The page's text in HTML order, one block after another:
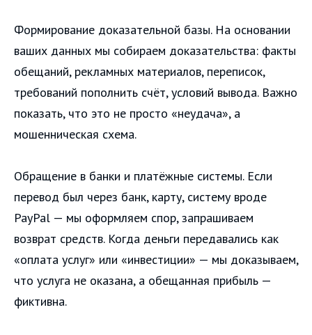
Формирование доказательной базы. На основании
ваших данных мы собираем доказательства: факты
обещаний, рекламных материалов, переписок,
требований пополнить счёт, условий вывода. Важно
показать, что это не просто «неудача», а
мошенническая схема.
Обращение в банки и платёжные системы. Если
перевод был через банк, карту, систему вроде
PayPal — мы оформляем спор, запрашиваем
возврат средств. Когда деньги передавались как
«оплата услуг» или «инвестиции» — мы доказываем,
что услуга не оказана, а обещанная прибыль —
фиктивна.